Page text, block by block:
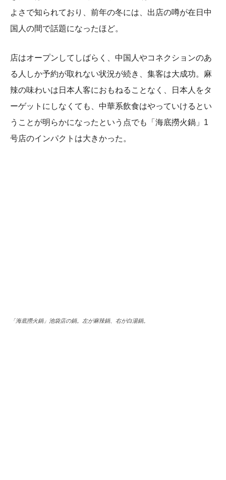
よさで知られており、前年の冬には、出店の噂が在日中
国人の間で話題になったほど。
店はオープンしてしばらく、中国人やコネクションのあ
る人しか予約が取れない状況が続き、集客は大成功。麻
辣の味わいは日本人客におもねることなく、日本人をタ
ーゲットにしなくても、中華系飲食はやっていけるとい
うことが明らかになったという点でも「海底撈火鍋」1
号店のインパクトは大きかった。
「海底撈火鍋」池袋店の鍋。左が麻辣鍋、右が白湯鍋。